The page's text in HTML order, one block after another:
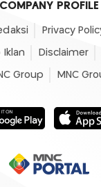
COMPANY PROFILE
Privacy
Iklan Disclaimer
Group MNC